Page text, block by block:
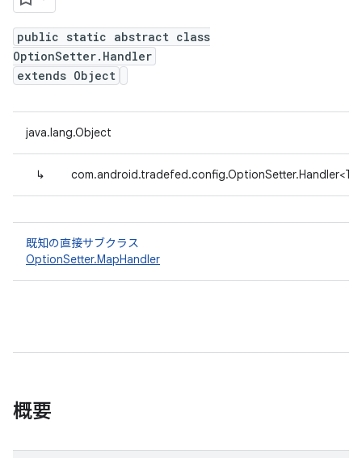
public static abstract class
OptionSetter.Handler
extends Object
java.lang.Object
↳ com.android.tradefed.config.OptionSetter.Handler<T>
既知の直接サブクラス
OptionSetter.MapHandler
概要